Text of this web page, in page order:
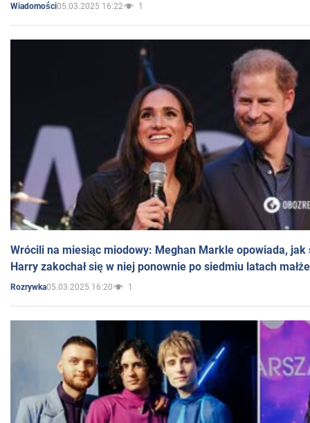
Wiadomości05.03.2025 16:22 1
Wrócili na miesiąc miodowy: Meghan Markle opowiada, jak
Harry zakochał się w niej ponownie po siedmiu latach
Rozrywka05.03.2025 16:20 1